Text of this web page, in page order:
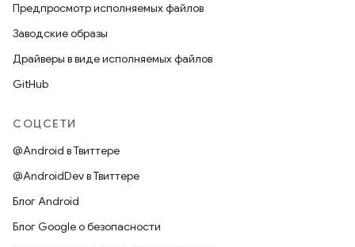
Предпросмотр исполняемых файлов
Заводские образы
Драйверы в виде исполняемых файлов
GitHub
СОЦСЕТИ
@Android в Твиттере
@AndroidDev в Твиттере
Блог Android
Блог Google о безопасности